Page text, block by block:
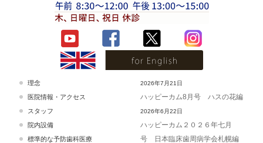
理念
医院情報・アクセス
スタッフ
院内設備
標準的な予防歯科医療
2026年7月21日
ハッピーカム8月号 ハスの花編
2026年6月22日
ハッピーカム２０２６年七月
号 日本臨床歯周病学会札幌編